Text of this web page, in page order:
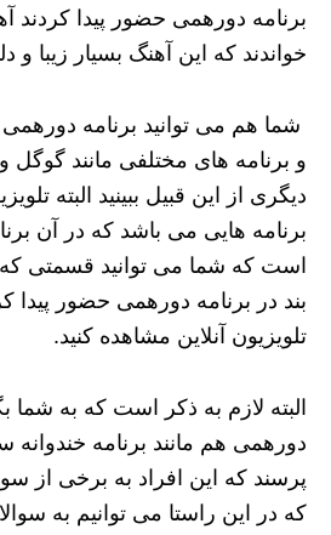
برنامه دورهمی حضور پیدا کردند
خواندند که این آهنگ بسیار زیبا و
شما هم می توانید برنامه
و برنامه های مختلفی مانند گوگل
دیگری از این قبیل ببینید البته
برنامه هایی می باشد که در آن
است که شما می توانید قسمتی
بند در برنامه دورهمی حضور پیدا
تلویزیون آنلاین مشاهده کنید.
البته لازم به ذکر است که به شما
دورهمی هم مانند برنامه خندوانه
پرسند که این افراد به برخی از
که در این راستا می ‌توانیم به